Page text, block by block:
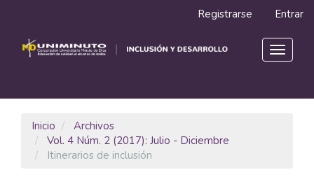
Contenido
principal
Registrarse Entrar
Toggle
Inicio
Archivos
Vol. 4 Núm. 2 (2017): Julio - Diciembre
Itinerarios de inclusión